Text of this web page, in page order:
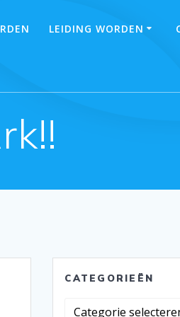
LEIDING WORDEN
CATEGORIEËN
Categorieën